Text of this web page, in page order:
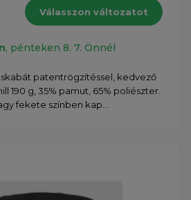
Válasszon változatot
, pénteken 8. 7. Önnél
patentrögzítéssel, kedvező
190 g, 35% pamut, 65% poliészter.
fekete színben kap...